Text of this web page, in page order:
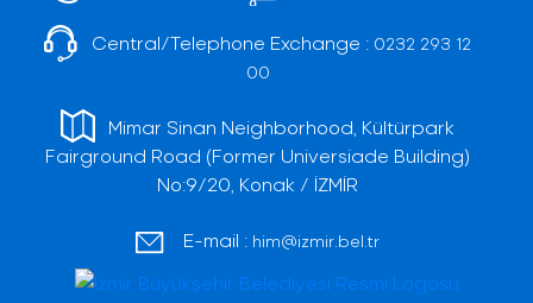
Central/Telephone Exchange : 0232 293 12
00
Mimar Sinan Neighborhood, Kültürpark
Fairground Road (Former Universiade Building)
No:9/20, Konak / İZMİR
E-mail : him@izmir.bel.tr